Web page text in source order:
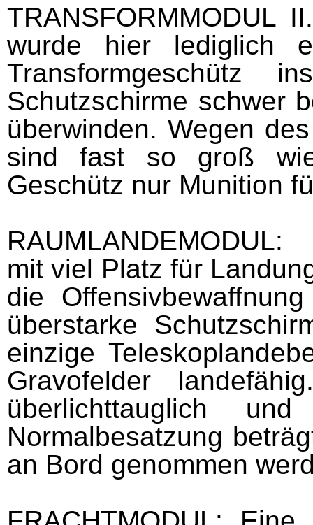
TRANSFORMMODUL
wurde hier lediglich
Transformgeschütz
Schutzschirme schwer
überwinden. Wegen
sind fast so groß
Geschütz nur Munition
RAUMLANDEMODUL:
mit viel Platz für
die
überstarke
einzige
Gravofelder
überlichttauglich
Normalbesatzung
an Bord genommen